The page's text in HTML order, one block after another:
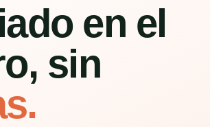
en el
sin